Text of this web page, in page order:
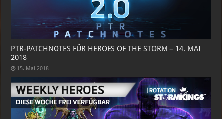
PTR-PATCHNOTES FÜR HEROES OF THE STORM – 14. MAI
2018
15. Mai 2018